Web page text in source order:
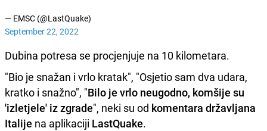
— EMSC (@LastQuake)
September 22, 2022
Dubina potresa se procjenjuje na 10 kilometara.
"Bio je snažan i vrlo kratak", "Osjetio sam dva udara,
kratko i snažno", "Bilo je vrlo neugodno, komšije su
'izletjele' iz zgrade", neki su od komentara državljana
Italije na aplikaciji LastQuake.